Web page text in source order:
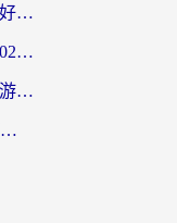
海外党必看：迅游和雷霆哪个好？3分钟教你选对回国加速器，无缝刷国内剧玩手游
斧牛和biubiu好用吗？海外党2026亲测回国加速器指南，附番茄加速器深度体验
海外党选回国加速器：雷神手游和洞见哪个好？附iPhone免费VPN推荐及ChickCNUfunR实测
海外党必看：稳定的VPN推荐及回国加速器选择全攻略——告别地域限制，轻松刷国内资源